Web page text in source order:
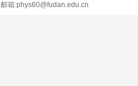
箱:phys60@fudan.edu.cn